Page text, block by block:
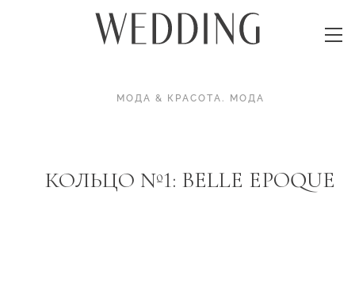
МОДА & КРАСОТА. МОДА
КОЛЬЦО №1: BELLE EPOQUE